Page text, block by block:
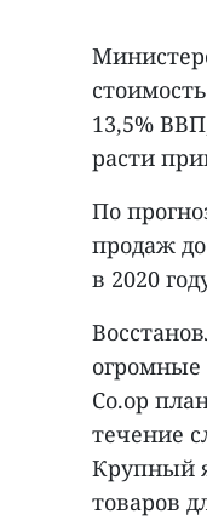
13,5%
расти
По
продаж
в 2020
огромные
Co.op
течение
Крупный
товаров